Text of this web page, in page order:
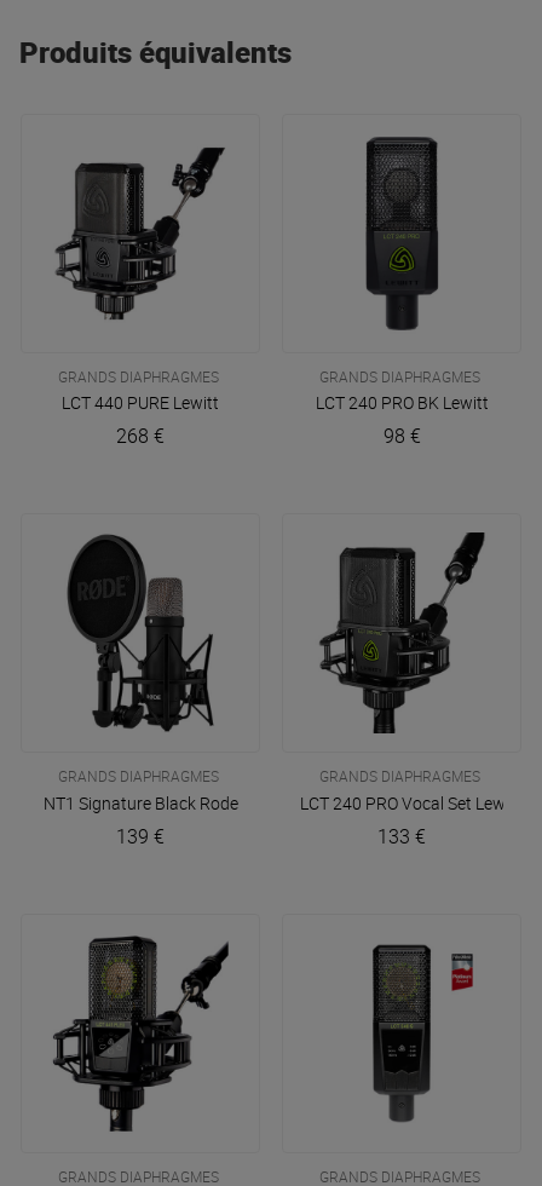
Produits équivalents
GRANDS DIAPHRAGMES
LCT 440 PURE Lewitt
268 €
GRANDS DIAPHRAGMES
LCT 240 PRO BK Lewitt
98 €
GRANDS DIAPHRAGMES
NT1 Signature Black Rode
139 €
GRANDS DIAPHRAGMES
LCT 240 PRO Vocal Set Lewitt
133 €
GRANDS DIAPHRAGMES GRANDS DIAPHRAGMES